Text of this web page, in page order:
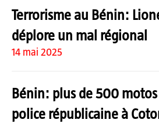
Terrorisme au Bénin:
déplore un mal régional
14 mai 2025
Bénin: plus de 500
police républicaine à